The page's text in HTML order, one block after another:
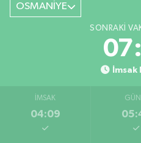
OSMANİYE
SONRAKI
İmsak
İMSAK
04:09